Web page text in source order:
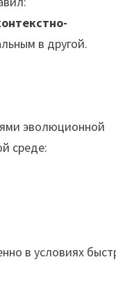
в другой.
эволюционной
среде:
в условиях